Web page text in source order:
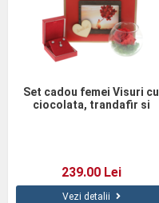
Set cadou femei Visuri cu
ciocolata, trandafir si
239.00 Lei
Vezi detalii